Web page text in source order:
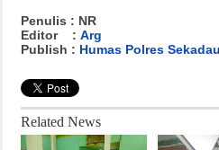
Penulis : NR
Editor : Arg
Publish : Humas Polres Sekadau
Related News